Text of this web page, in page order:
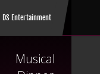
DS Entertainment
Musical